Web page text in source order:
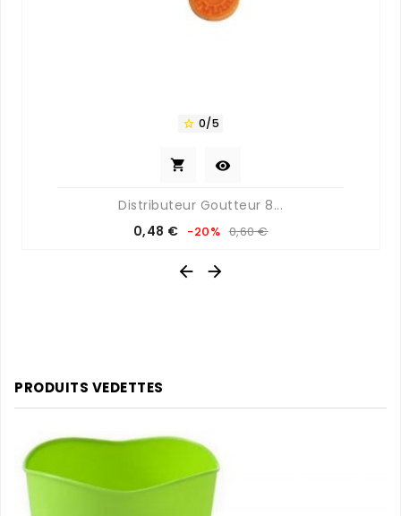
 0/5
 
Distributeur Goutteur 8...
Prix
0,48 € Prix
base
-20% 0,60 €
 
PRODUITS VEDETTES